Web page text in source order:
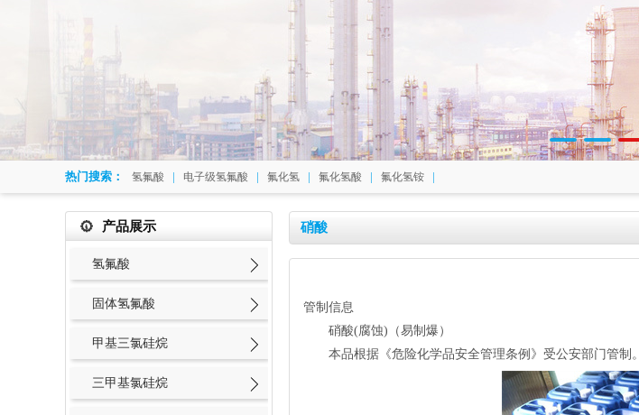
热门搜索： 氢氟酸 | 电子级氢氟酸 | 氟化氢 | 氟化氢酸 | 氟化氢铵 |
产品展示
氢氟酸
固体氢氟酸
甲基三氯硅烷
三甲基氯硅烷
硝酸
管制信息
硝酸(腐蚀)（易制爆）
本品根据《危险化学品安全管理条例》受公安部门管制。